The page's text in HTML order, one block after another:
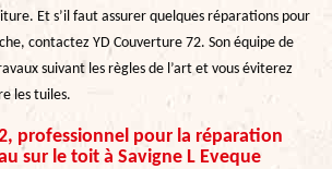
Et s’il faut assurer quelques réparations pour
contactez YD Couverture 72. Son équipe de
suivant les règles de l’art et vous éviterez
les tuiles.
professionnel pour la réparation
sur le toit à Savigne L Eveque